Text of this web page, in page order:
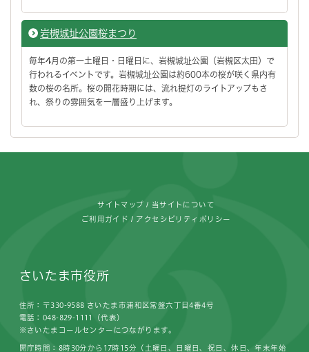
岩槻城址公園桜まつり
毎年4月の第一土曜日・日曜日に、岩槻城址公園（岩槻区太田）で
行われるイベントです。岩槻城址公園は約600本の桜が咲く県内有
数の桜の名所。桜の開花時期には、流れ提灯のライトアップもさ
れ、祭りの雰囲気を一層盛り上げます。
サイトマップ 当サイトについて
ご利用ガイド アクセシビリティポリシー
さいたま市役所
住所：〒330-9588 さいたま市浦和区常盤六丁目4番4号
電話：048-829-1111（代表）
※さいたまコールセンターにつながります。
開庁時間：8時30分から17時15分（土曜日、日曜日、祝日、休日、年末年始